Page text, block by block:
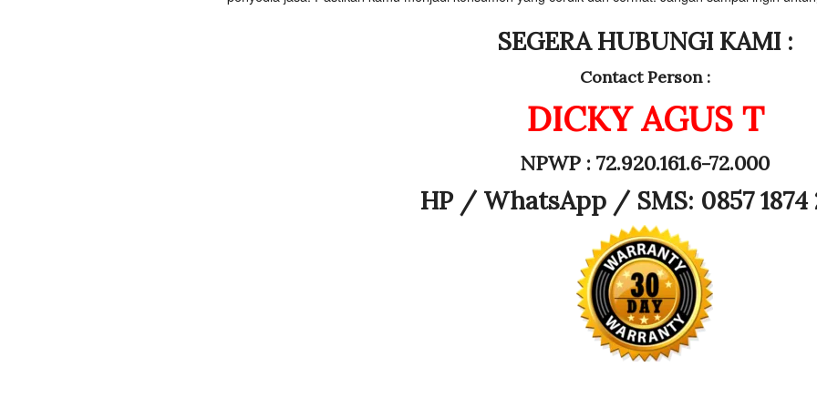
SEGERA HUBUNGI KAMI :
Contact Person :
DICKY AGUS T
NPWP : 72.920.161.6-72.000
HP / WhatsApp / SMS: 0857 1874